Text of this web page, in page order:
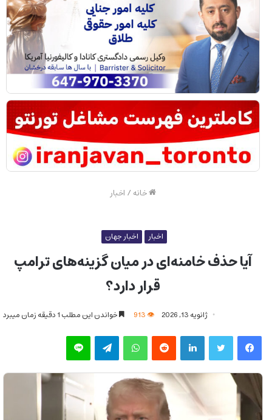
خانه/ اخبار
اخبار اخبار جهان
آیا حذف خامنه‌ای در میان گزینه‌های ترامپ
قرار دارد؟
ژانویه 13, 2026 خواندن این مطلب 1 دقیقه زمان میبرد
فیس بوک توییتر لینکدین‫رددیت واتس آپ تلگرام لاین